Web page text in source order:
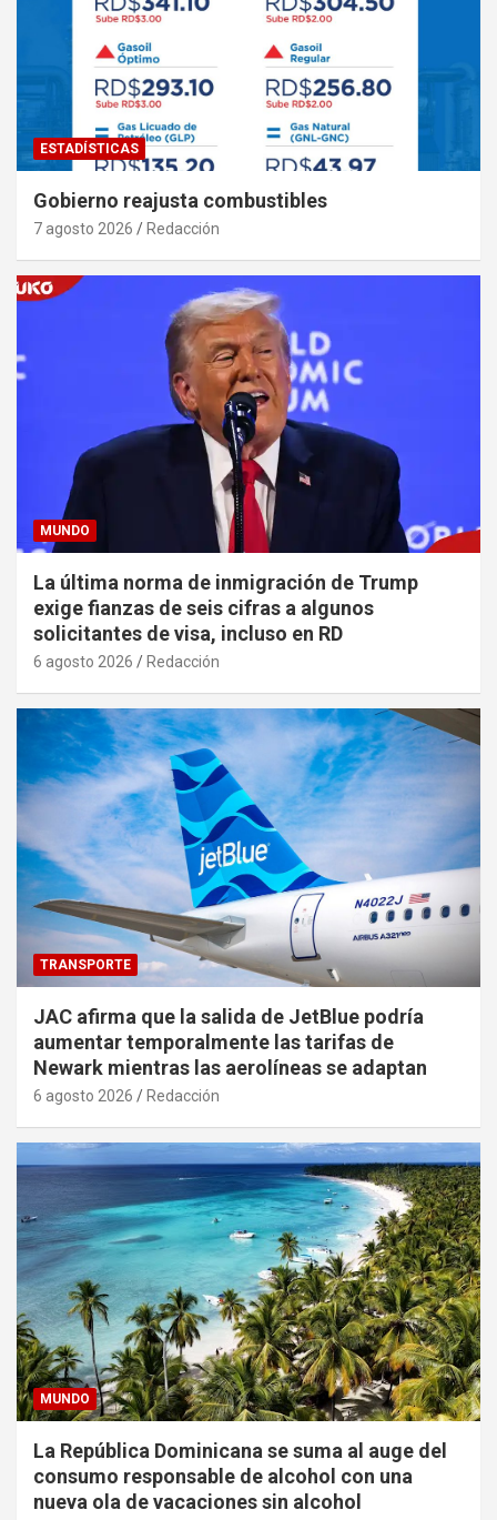
ESTADÍSTICAS
Gobierno reajusta combustibles
7 agosto 2026 Redacción
MUNDO
La última norma de inmigración de Trump
exige fianzas de seis cifras a algunos
solicitantes de visa, incluso en RD
6 agosto 2026 Redacción
TRANSPORTE
JAC afirma que la salida de JetBlue podría
aumentar temporalmente las tarifas de
Newark mientras las aerolíneas se adaptan
6 agosto 2026 Redacción
MUNDO
La República Dominicana se suma al auge del
consumo responsable de alcohol con una
nueva ola de vacaciones sin alcohol